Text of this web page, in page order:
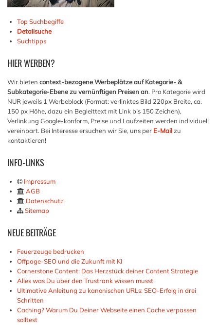
Top Suchbegiffe
Detailsuche
Suchtipps
HIERWERBEN?
Wir bieten context-bezogene Werbeplätze auf Kategorie- &
Subkategorie-Ebene zu vernünftigen Preisen an. Pro Kategorie wird
NUR jeweils 1 Werbeblock (Format: verlinktes Bild 220px Breite, ca.
150 px Höhe, dazu ein Begleittext mit Link bis 150 Zeichen),
Verlinkung Google-konform, Preise und Laufzeiten werden individuell
vereinbart. Bei Interesse ersuchen wir Sie, uns per E-Mailzu
kontaktieren!
INFO-LINKS
Impressum
AGB
Datenschutz
Sitemap
NEUEBEITRÄGE
Feuerzeuge bedrucken
Offpage-SEO und die Zukunft mit KI
Cornerstone Content: Das Herzstück deiner Content Strategie
Alles was Du über den Trustrank wissen musst
Ultimative Anleitung zu kanonischen URLs: SEO-Erfolg in drei
Schritten
Caching? Warum Du Deiner Webseite einen Cache verpassen
solltest